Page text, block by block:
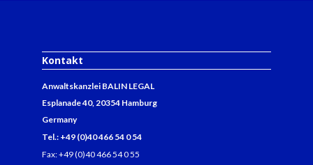
Kontakt
Anwaltskanzlei BALIN LEGAL
Esplanade 40, 20354 Hamburg
Germany
Tel.: +49 (0)40 466 54 0 54
Fax: +49 (0)40 466 54 0 55